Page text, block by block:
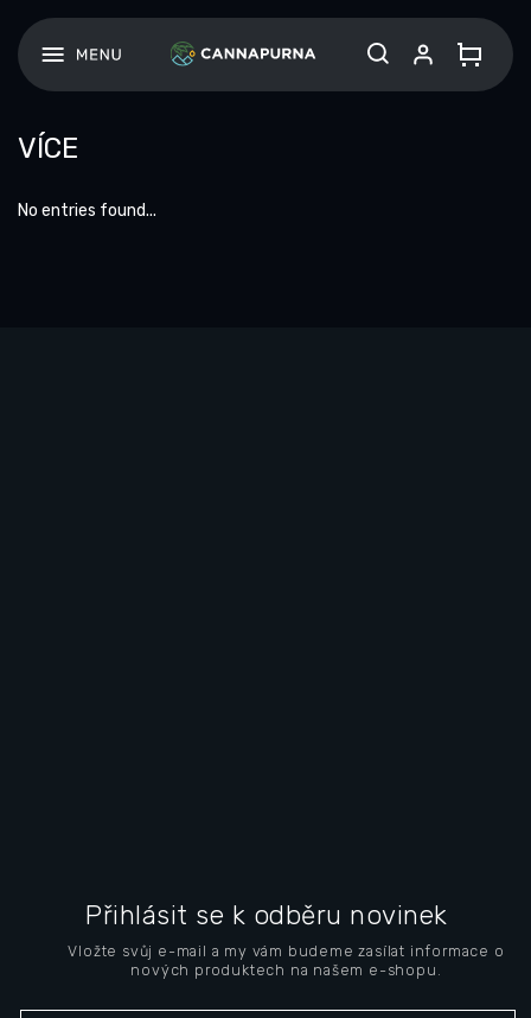
content
VÍCE
No entries found...
Přihlásit se k odběru novinek
Vložte svůj e-mail a my vám budeme zasílat informace o
nových produktech na našem e-shopu.